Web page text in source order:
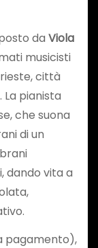
da Viola
musicisti
città
pianista
che suona
di un
vita a
pagamento),